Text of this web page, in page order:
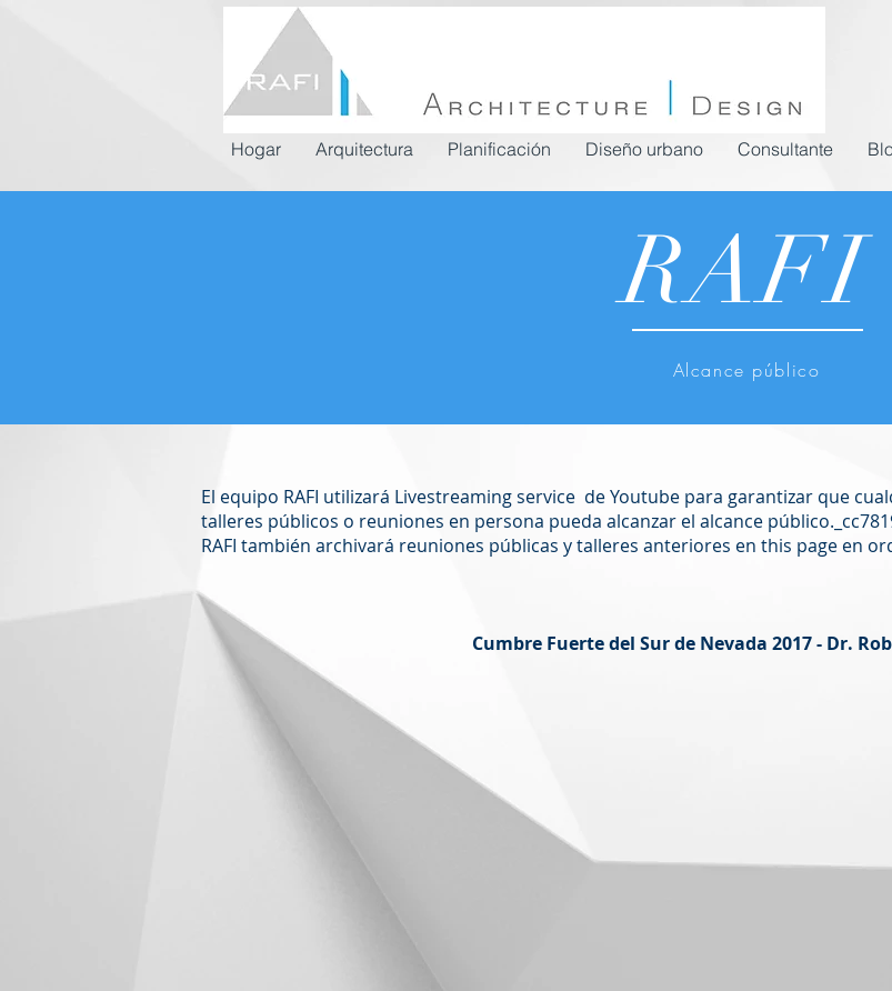
Hogar Arquitectura Planificación Diseño urbano Consultante
RAFI
Alcance público
El equipo RAFI utilizará Livestreaming service de Youtube para garantizar que
talleres públicos o reuniones en persona pueda alcanzar el alcance
RAFI también archivará reuniones públicas y talleres anteriores en this page en
Cumbre Fuerte del Sur de Nevada 2017 - Dr.